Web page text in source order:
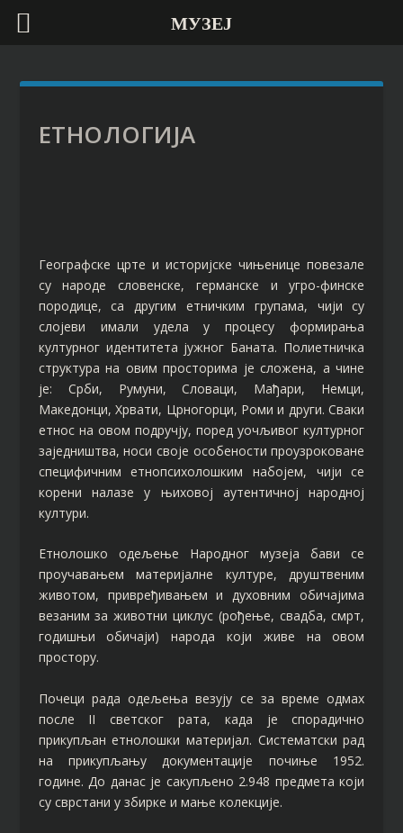
ЕТНОЛОГИЈА
Географске црте и историјске чињенице повезале
су народе словенске, германске и угро-финске
породице, са другим етничким групама, чији су
слојеви имали удела у процесу формирања
културног идентитета јужног Баната. Полиетничка
структура на овим просторима је сложена, а чине
је: Срби, Румуни, Словаци, Мађари, Немци,
Македонци, Хрвати, Црногорци, Роми и други. Сваки
етнос на овом подручју, поред уочљивог културног
заједништва, носи своје особености проузроковане
специфичним етнопсихолошким набојем, чији се
корени налазе у њиховој аутентичној народној
култури.
Етнолошко одељење Народног музеја бави се
проучавањем материјалне културе, друштвеним
животом, привређивањем и духовним обичајима
везаним за животни циклус (рођење, свадба, смрт,
годишњи обичаји) народа који живе на овом
простору.
Почеци рада одељења везују се за време одмах
после II светског рата, када је спорадично
прикупљан етнолошки материјал. Систематски рад
на прикупљању документације почиње 1952.
године. До данас је сакупљено 2.948 предмета који
су сврстани у збирке и мање колекције.
МУЗЕЈ